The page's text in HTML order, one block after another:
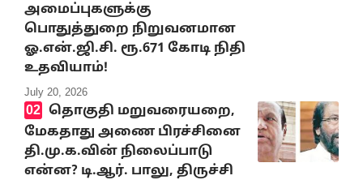
அமைப்புகளுக்கு
பொதுத்துறை நிறுவனமான
ஓ.என்.ஜி.சி. ரூ.671 கோடி நிதி
உதவியாம்!
July 20, 2026
தொகுதி மறுவரையறை,
மேகதாது அணை பிரச்சினை
தி.மு.க.வின் நிலைப்பாடு
என்ன? டி.ஆர். பாலு, திருச்சி